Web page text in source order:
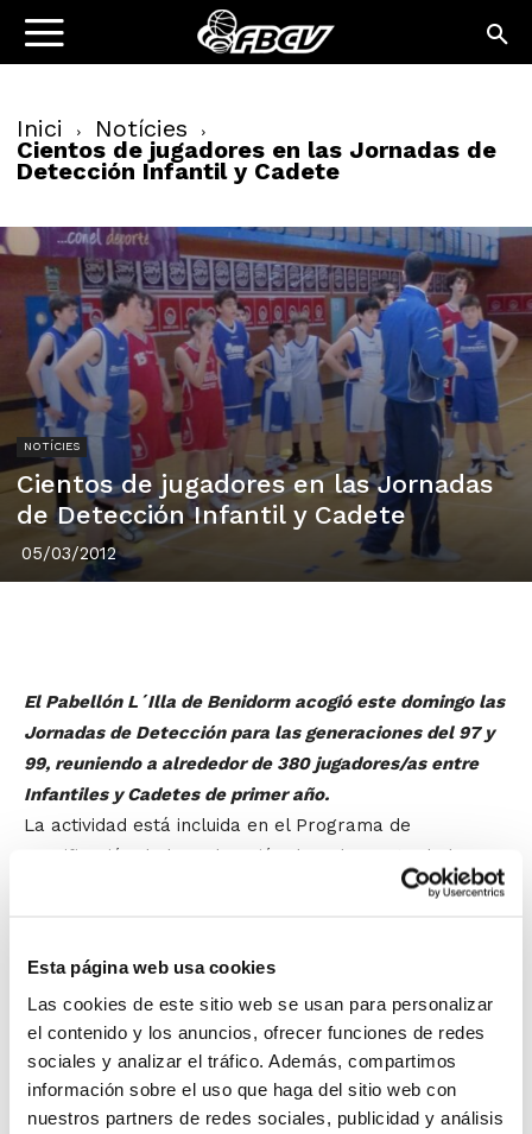
Esta página web usa cookies
Las cookies de este sitio web se usan para personalizar
el contenido y los anuncios, ofrecer funciones de redes
sociales y analizar el tráfico. Además, compartimos
información sobre el uso que haga del sitio web con
nuestros partners de redes sociales, publicidad y análisis
Inici Notícies
Cientos de jugadores en las Jornadas de
Detección Infantil y Cadete
NOTÍCIES
Cientos de jugadores en las Jornadas
de Detección Infantil y Cadete
05/03/2012
El Pabellón L´Illa de Benidorm acogió este domingo las
Jornadas de Detección para las generaciones del 97 y
99, reuniendo a alrededor de 380 jugadores/as entre
Infantiles y Cadetes de primer año.
La actividad está incluida en el Programa de
Tecnificación de la Federación de Baloncesto de la
Comunidad Valenciana (FBCV), una iniciativa que se
Comunidad en su crecimiento constante como
jugadores/as de baloncesto.
Muchos de estos jugadores/as volverán a
ser convocados para la siguiente Jornada